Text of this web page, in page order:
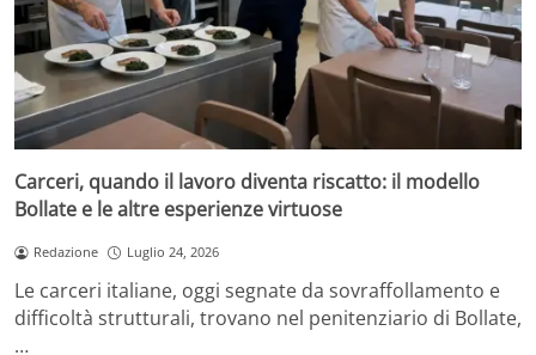
Carceri, quando il lavoro diventa riscatto: il modello
Bollate e le altre esperienze virtuose
Redazione Luglio 24, 2026
Le carceri italiane, oggi segnate da sovraffollamento e
difficoltà strutturali, trovano nel penitenziario di Bollate,
…